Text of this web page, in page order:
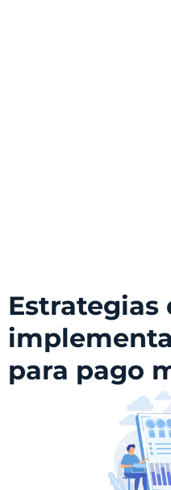
Estrategias
para pago